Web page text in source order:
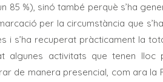
85 %), sinó també perquè s’ha
per la circumstància que
i s’ha recuperat pràcticament la
algunes activitats que tenen
de manera presencial, com ara la